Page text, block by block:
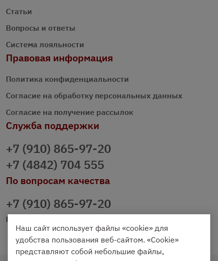
Статьи
Вопросы и ответы
Система лояльности
Правовая информация
Политика конфиденциальности
Согласие на обработку персональных данных
Согласие на получение рассылок
Служба поддержки
+7 (910) 865-97-20
+7 (4842) 704 555
По вопросам качества
+7 (910) 865-97-20
prazdnichniy40@palmi.ru
Наш сайт использует файлы «cookie» для
удобства пользования веб-сайтом. «Cookie»
представляют собой небольшие файлы,